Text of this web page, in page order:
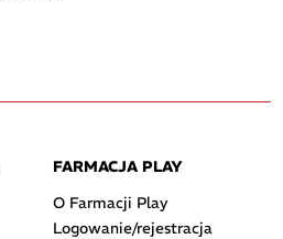
FARMACJA PLAY
O Farmacji Play
Logowanie/rejestracja